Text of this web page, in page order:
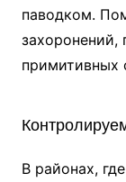
паводком.
захоронений,
примитивных
В районах,